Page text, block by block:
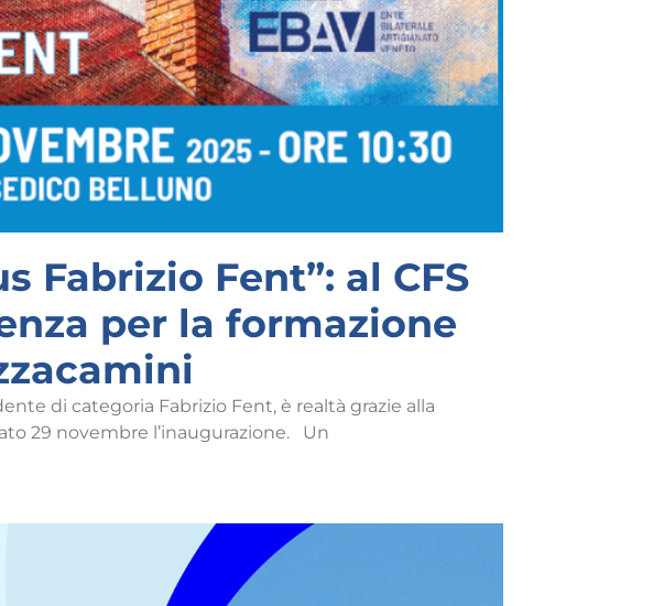
Fabrizio Fent”: al CFS
per la formazione
di categoria Fabrizio Fent, è realtà grazie alla
29 novembre l’inaugurazione. Un